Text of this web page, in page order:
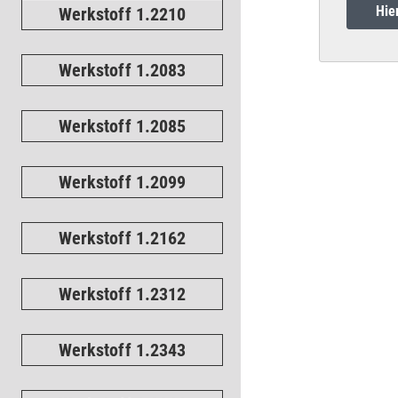
Werkstoff 1.2210
Werkstoff 1.2083
Werkstoff 1.2085
Werkstoff 1.2099
Werkstoff 1.2162
Werkstoff 1.2312
Werkstoff 1.2343